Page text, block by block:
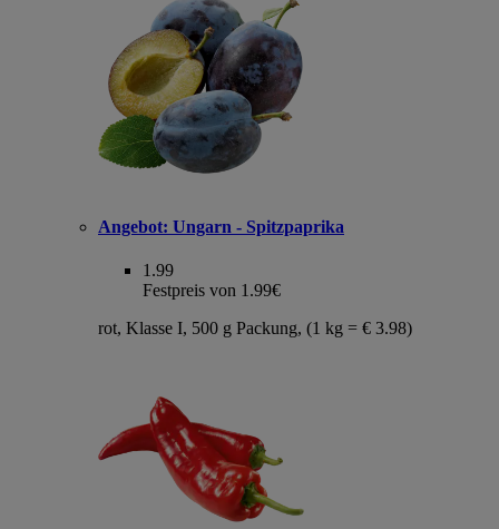
Angebot: Ungarn - Spitzpaprika
1.99
Festpreis von 1.99€
rot, Klasse I, 500 g Packung, (1 kg = € 3.98)